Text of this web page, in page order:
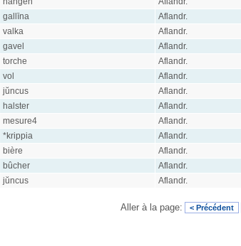
gallīna Aflandr.
valka Aflandr.
gavel Aflandr.
torche Aflandr.
vol Aflandr.
jŭncus Aflandr.
halster Aflandr.
mesure4 Aflandr.
*krippia Aflandr.
bière Aflandr.
bûcher Aflandr.
jŭncus Aflandr.
Aller à la page: < Précédent